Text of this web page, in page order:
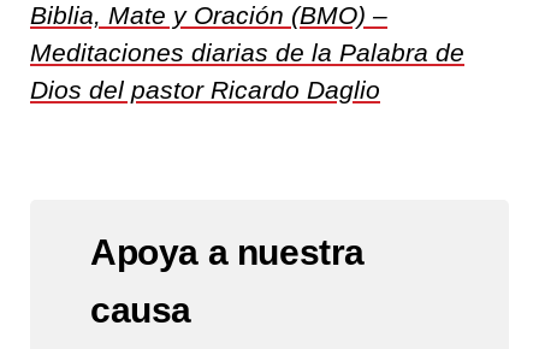
Biblia, Mate y Oración (BMO) –
Meditaciones diarias de la Palabra de
Dios del pastor Ricardo Daglio
Apoya a nuestra
causa